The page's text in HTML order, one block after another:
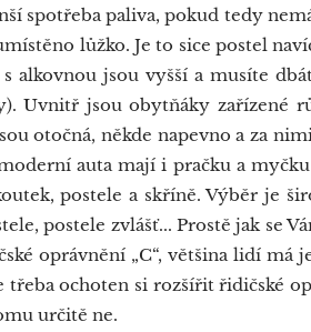
spotřeba paliva, pokud tedy
lůžko. Je to sice postel
alkovnou jsou vyšší a musíte
Uvnitř jsou obytňáky zařízené
otočná, někde napevno a za
auta mají i pračku a
postele a skříně. Výběr je
postele zvlášť... Prostě jak se
oprávnění „C“, většina lidí má
ochoten si rozšířit řidičské
určitě ne.